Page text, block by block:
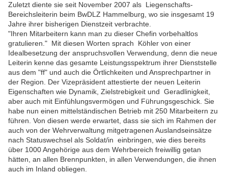
Zuletzt diente sie seit November 2007 als Liegenschafts-
Bereichsleiterin beim BwDLZ Hammelburg, wo sie insgesamt 19
Jahre ihrer bisherigen Dienstzeit verbrachte.
"Ihren Mitarbeitern kann man zu dieser Chefin vorbehaltlos
gratulieren." Mit diesen Worten sprach Köhler von einer
Idealbesetzung der anspruchsvollen Verwendung, denn die neue
Leiterin kenne das gesamte Leistungsspektrum ihrer Dienststelle
aus dem "ff" und auch die Örtlichkeiten und Ansprechpartner in
der Region. Der Vizepräsident attestierte der neuen Leiterin
Eigenschaften wie Dynamik, Zielstrebigkeit und Geradlinigkeit,
aber auch mit Einfühlungsvermögen und Führungsgeschick. Sie
habe nun einen mittelständischen Betrieb mit 250 Mitarbeitern zu
führen. Von diesen werde erwartet, dass sie sich im Rahmen der
auch von der Wehrverwaltung mitgetragenen Auslandseinsätze
nach Statuswechsel als Soldat/in einbringen, wie dies bereits
über 1000 Angehörige aus dem Wehrbereich freiwillig getan
hätten, an allen Brennpunkten, in allen Verwendungen, die ihnen
auch im Inland obliegen.